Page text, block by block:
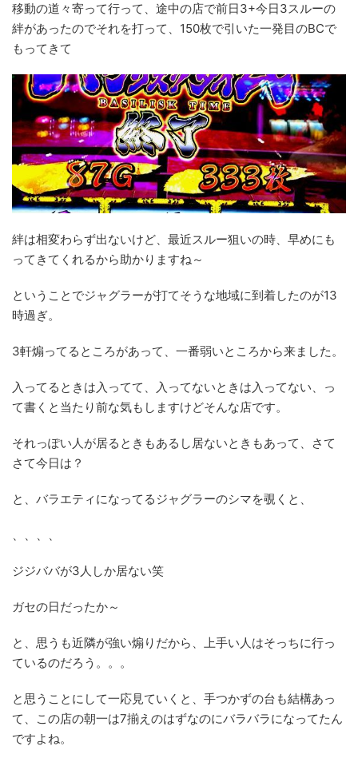
移動の道々寄って行って、途中の店で前日3+今日3スルーの
絆があったのでそれを打って、150枚で引いた一発目のBCで
もってきて
絆は相変わらず出ないけど、最近スルー狙いの時、早めにも
ってきてくれるから助かりますね～
ということでジャグラーが打てそうな地域に到着したのが13
時過ぎ。
3軒煽ってるところがあって、一番弱いところから来ました。
入ってるときは入ってて、入ってないときは入ってない、っ
て書くと当たり前な気もしますけどそんな店です。
それっぽい人が居るときもあるし居ないときもあって、さて
さて今日は？
と、バラエティになってるジャグラーのシマを覗くと、
、、、、
ジジババが3人しか居ない笑
ガセの日だったか～
と、思うも近隣が強い煽りだから、上手い人はそっちに行っ
ているのだろう。。。
と思うことにして一応見ていくと、手つかずの台も結構あっ
て、この店の朝一は7揃えのはずなのにバラバラになってたん
ですよね。